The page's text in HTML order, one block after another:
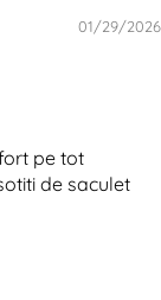
01/29/2026
pe tot
de saculet